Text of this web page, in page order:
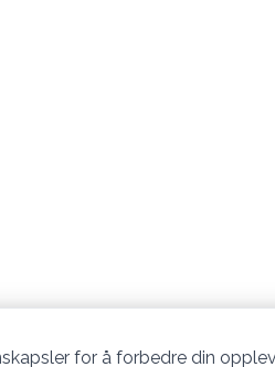
for å forbedre din